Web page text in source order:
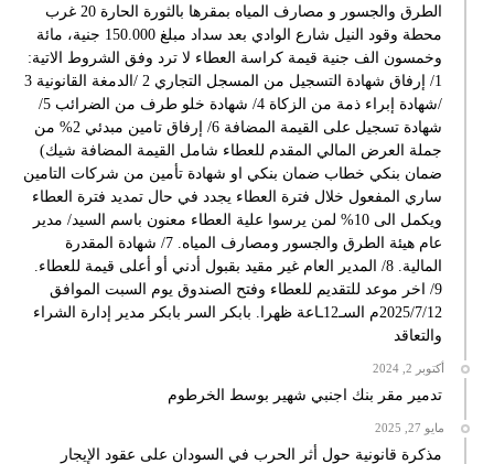
الطرق والجسور و مصارف المياه بمقرها بالثورة الحارة 20 غرب
محطة وقود النيل شارع الوادي بعد سداد مبلغ 150.000 جنية، مائة
وخمسون الف جنية قيمة كراسة العطاء لا ترد وفق الشروط الاتية:
1/ إرفاق شهادة التسجيل من المسجل التجاري 2 /الدمغة القانونية 3
/شهادة إبراء ذمة من الزكاة 4/ شهادة خلو طرف من الضرائب 5/
شهادة تسجيل على القيمة المضافة 6/ إرفاق تامين مبدئي 2% من
جملة العرض المالي المقدم للعطاء شامل القيمة المضافة شيك)
ضمان بنكي خطاب ضمان بنكي او شهادة تأمين من شركات التامين
ساري المفعول خلال فترة العطاء يجدد في حال تمديد فترة العطاء
ويكمل الى 10% لمن يرسوا علية العطاء معنون باسم السيد/ مدير
عام هيئة الطرق والجسور ومصارف المياه. 7/ شهادة المقدرة
المالية. 8/ المدير العام غير مقيد بقبول أدني أو أعلى قيمة للعطاء.
9/ اخر موعد للتقديم للعطاء وفتح الصندوق يوم السبت الموافق
2025/7/12م السـ12ـاعة ظهرا. بابكر السر بابكر مدير إدارة الشراء
والتعاقد
أكتوبر 2, 2024
تدمير مقر بنك اجنبي شهير بوسط الخرطوم
مايو 27, 2025
مذكرة قانونية حول أثر الحرب في السودان على عقود الإيجار